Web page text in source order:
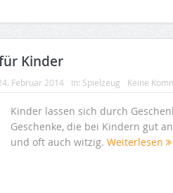
Kinder
Februar 2014 In: Spielzeug Keine
Kinder lassen sich durch
Geschenke, die bei Kindern gut
und oft auch witzig. Weiterlesen